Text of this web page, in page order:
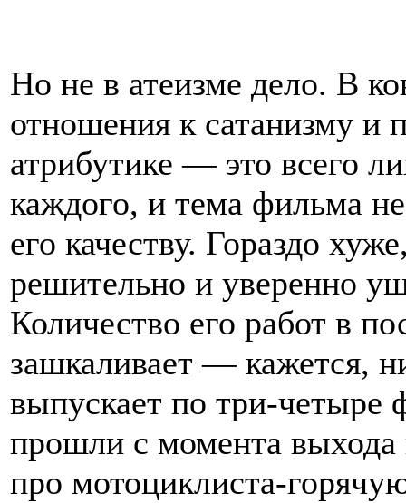
Но не в атеизме дело. В
отношения к сатанизму и
атрибутике — это всего
каждого, и тема фильма
его качеству. Гораздо
решительно и уверенно
Количество его работ в
зашкаливает — кажется,
выпускает по три-четыре
прошли с момента выхода
про мотоциклиста-